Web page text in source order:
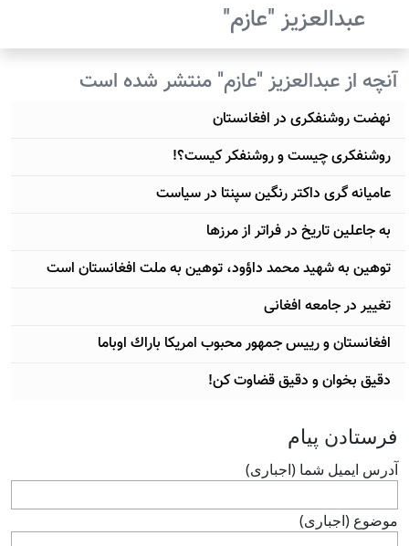
عبدالعزيز "عازم"
آنچه از عبدالعزيز "عازم" منتشر شده است
نهضت روشنفكری در افغانستان
روشنفكری چيست و روشنفكر كيست؟!
عامیانه گری داکتر رنگین سپنتا در سیاست
به جاعلین تاریخ در فراتر از مرزها
توهين به شهيد محمد داؤود، توهين به ملت افغانستان است
تغییر در جامعه افغانی
افغانستان و رييس جمهور محبوب امريكا باراك اوباما
دقيق بخوان و دقيق قضاوت كن!
فرستادن پيام
آدرس ايميل شما (اجباری)
موضوع (اجباری)